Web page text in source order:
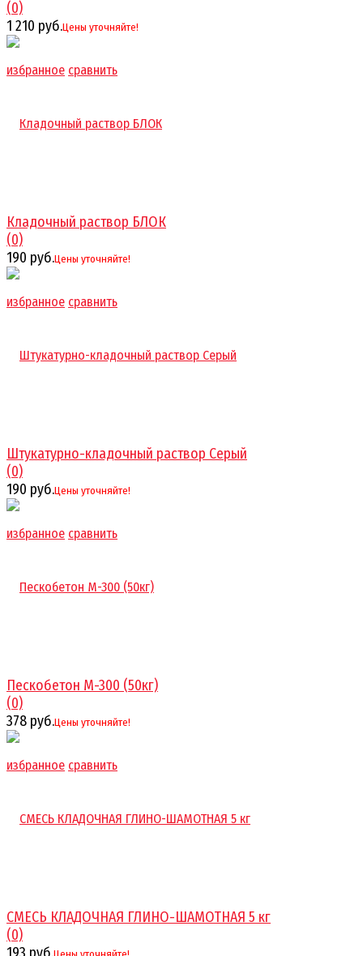
избранное сравнить
(0)
1 210 руб.Цены уточняйте!
избранное сравнить
Кладочный раствор БЛОК
(0)
190 руб.Цены уточняйте!
избранное сравнить
Штукатурно-кладочный раствор Серый
(0)
190 руб.Цены уточняйте!
избранное сравнить
Пескобетон М-300 (50кг)
(0)
378 руб.Цены уточняйте!
СМЕСЬ КЛАДОЧНАЯ ГЛИНО-ШАМОТНАЯ 5 кг
(0)